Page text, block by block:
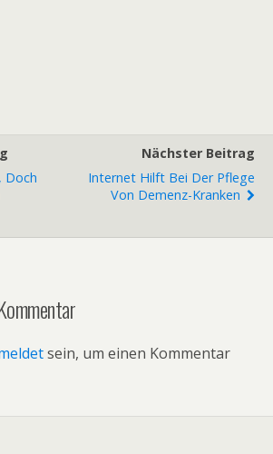
Doch
Nächster Beitrag
Internet Hilft Bei Der Pflege
Von Demenz-Kranken
sein, um einen Kommentar